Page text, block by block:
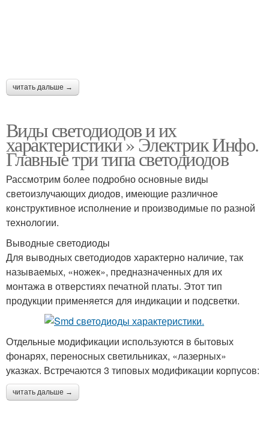
читать дальше →
Виды светодиодов и их
характеристики » Электрик Инфо.
Главные три типа светодиодов
Рассмотрим более подробно основные виды
светоизлучающих диодов, имеющие различное
конструктивное исполнение и производимые по разной
технологии.
Выводные светодиоды
Для выводных светодиодов характерно наличие, так
называемых, «ножек», предназначенных для их
монтажа в отверстиях печатной платы. Этот тип
продукции применяется для индикации и подсветки.
Отдельные модификации используются в бытовых
фонарях, переносных светильниках, «лазерных»
указках. Встречаются 3 типовых модификации корпусов:
читать дальше →